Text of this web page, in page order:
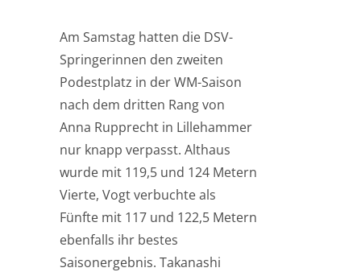
Am Samstag hatten die DSV-
Springerinnen den zweiten
Podestplatz in der WM-Saison
nach dem dritten Rang von
Anna Rupprecht in Lillehammer
nur knapp verpasst. Althaus
wurde mit 119,5 und 124 Metern
Vierte, Vogt verbuchte als
Fünfte mit 117 und 122,5 Metern
ebenfalls ihr bestes
Saisonergebnis. Takanashi